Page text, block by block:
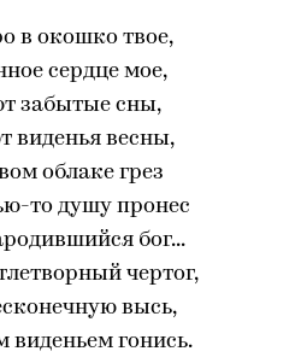
в окошко твое,
сердце мое,
забытые сны,
виденья весны,
облаке грез
то душу пронес
бог...
чертог,
высь,
виденьем гонись.